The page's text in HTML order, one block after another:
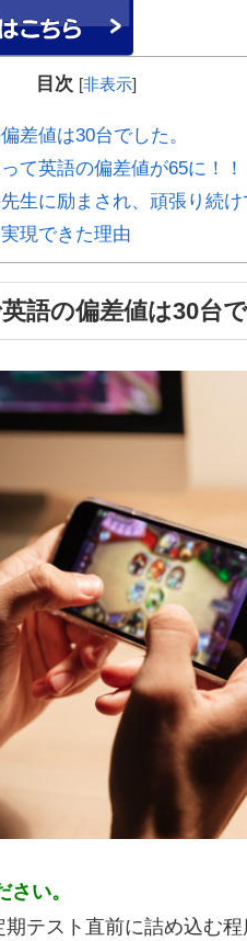
目次 [非表示]
差値は30台でした。
て英語の偏差値が65に！！
生に励まされ、頑張り続け
現できた理由
語の偏差値は30台で
い。
テスト直前に詰め込む